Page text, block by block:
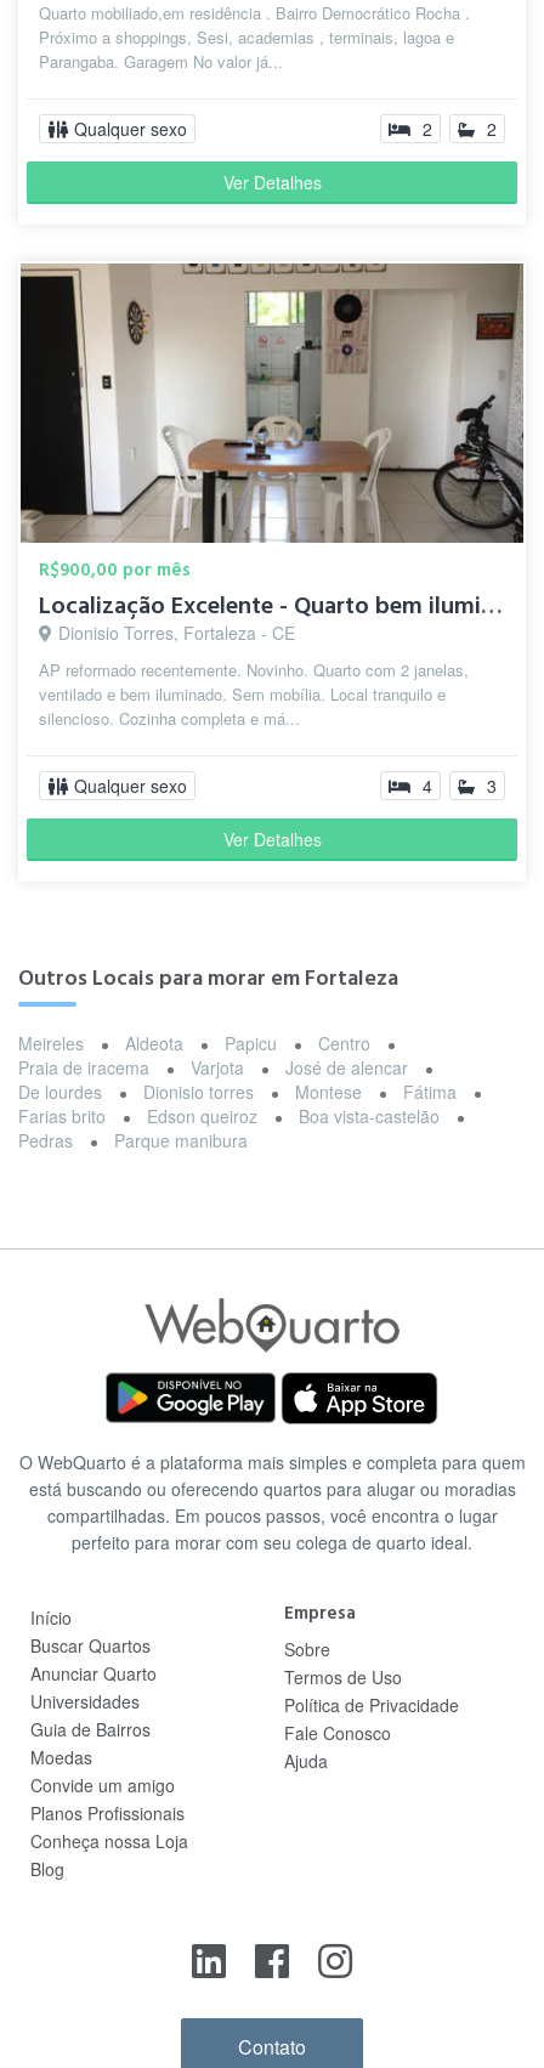
Quarto mobiliado,em residência . Bairro Democrático Rocha .
Próximo a shoppings, Sesi, academias , terminais, lagoa e
Parangaba. Garagem No valor já...
Qualquer sexo 2 2
Ver Detalhes
R$900,00 por mês
Localização Excelente - Quarto bem iluminado e ventilado
Dionisio Torres, Fortaleza - CE
AP reformado recentemente. Novinho. Quarto com 2 janelas,
ventilado e bem iluminado. Sem mobília. Local tranquilo e
silencioso. Cozinha completa e má...
Qualquer sexo 4 3
Ver Detalhes
Outros Locais para morar em Fortaleza
Meireles Aldeota Papicu
Centro
Praia de iracema
Varjota
José de alencar
De lourdes
Dionisio torres Montese
Fátima
Farias brito
Edson queiroz
Boa vista-castelão
Pedras
Parque manibura
O WebQuarto é a plataforma mais simples e completa para quem
está buscando ou oferecendo quartos para alugar ou moradias
compartilhadas. Em poucos passos, você encontra o lugar
perfeito para morar com seu colega de quarto ideal.
Início
Buscar Quartos
Anunciar Quarto
Universidades
Guia de Bairros
Moedas
Convide um amigo
Planos Profissionais
Conheça nossa Loja
Blog
Empresa
Sobre
Termos de Uso
Política de Privacidade
Fale Conosco
Ajuda
Contato